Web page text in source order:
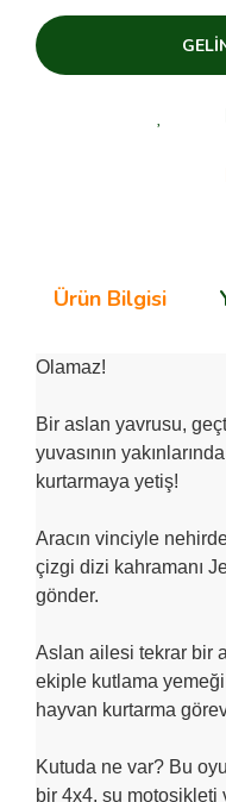
Ürün Bilgisi
Olamaz!
Bir aslan yavrusu,
yuvasının
kurtarmaya yetiş!
Aracın vinciyle
çizgi dizi kahramanı
gönder.
Aslan ailesi tekrar bir
ekiple kutlama
hayvan kurtarma
Kutuda ne var? Bu
bir 4x4, su